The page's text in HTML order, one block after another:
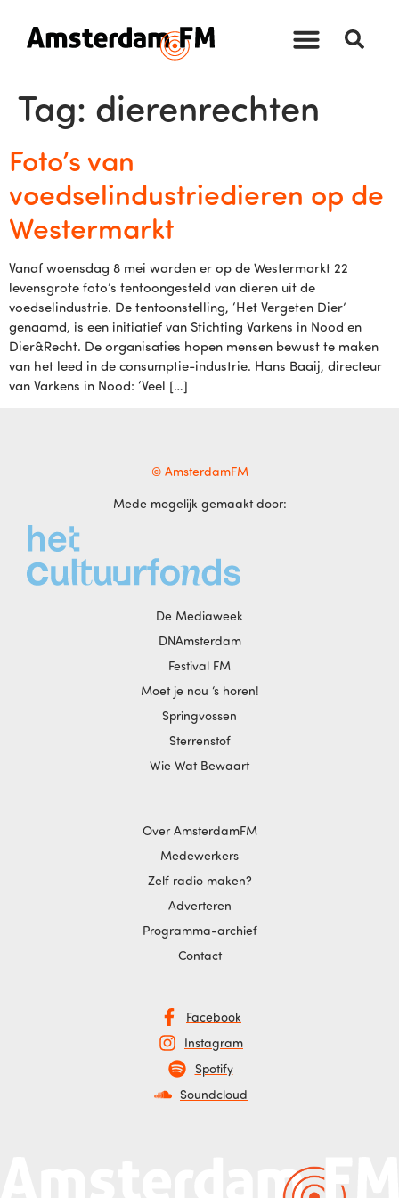
Tag: dierenrechten
Foto’s van
voedselindustriedieren op de
Westermarkt
Vanaf woensdag 8 mei worden er op de Westermarkt 22
levensgrote foto’s tentoongesteld van dieren uit de
voedselindustrie. De tentoonstelling, ‘Het Vergeten Dier’
genaamd, is een initiatief van Stichting Varkens in Nood en
Dier&Recht. De organisaties hopen mensen bewust te maken
van het leed in de consumptie-industrie. Hans Baaij, directeur
van Varkens in Nood: ‘Veel […]
© AmsterdamFM
Mede mogelijk gemaakt door:
De Mediaweek
DNAmsterdam
Festival FM
Moet je nou ‘s horen!
Springvossen
Sterrenstof
Wie Wat Bewaart
Over AmsterdamFM
Medewerkers
Zelf radio maken?
Adverteren
Programma-archief
Contact
Facebook
Instagram
Spotify
Soundcloud